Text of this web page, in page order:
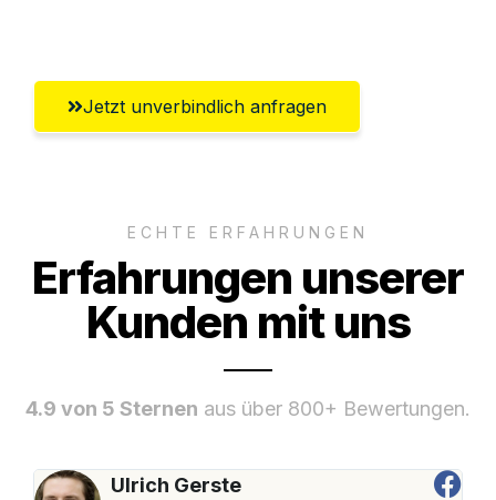
Jetzt unverbindlich anfragen
ECHTE ERFAHRUNGEN
Erfahrungen unserer
Kunden mit uns
4.9 von 5 Sternen aus über 800+ Bewertungen.
Ulrich Gerste